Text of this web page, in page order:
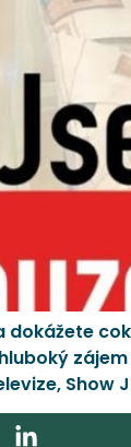
dokážete